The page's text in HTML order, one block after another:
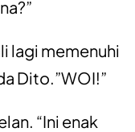
lagi memenuhi
Dito.”WOI!”
“Ini enak